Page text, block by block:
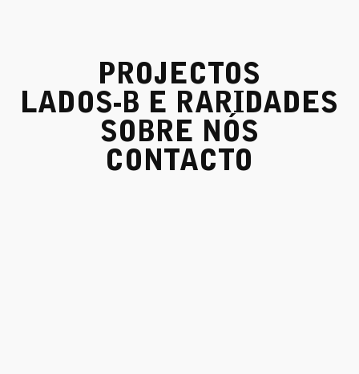
PROJECTOS
LADOS-B E RARIDADES
SOBRE NÓS
CONTACTO